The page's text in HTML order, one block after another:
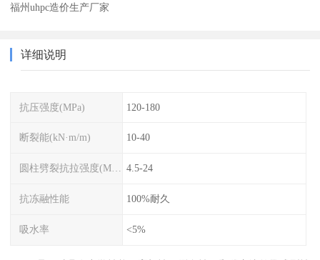
福州uhpc造价生产厂家
详细说明
抗压强度(MPa) 120-180
断裂能(kN·m/m) 10-40
圆柱劈裂抗拉强度(MPa) 4.5-24
抗冻融性能 100%耐久
吸水率 <5%